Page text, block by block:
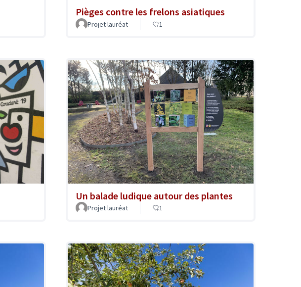
Pièges contre les frelons asiatiques
Projet lauréat 1
Un balade ludique autour des plantes
Projet lauréat 1